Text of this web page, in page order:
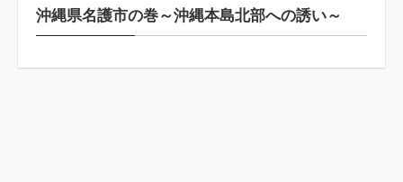
沖縄県名護市の巻～沖縄本島北部への誘い～